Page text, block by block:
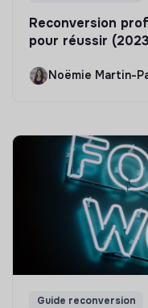
Reconversion
pour réussir
Noëmie Martin-
Guide reconversion